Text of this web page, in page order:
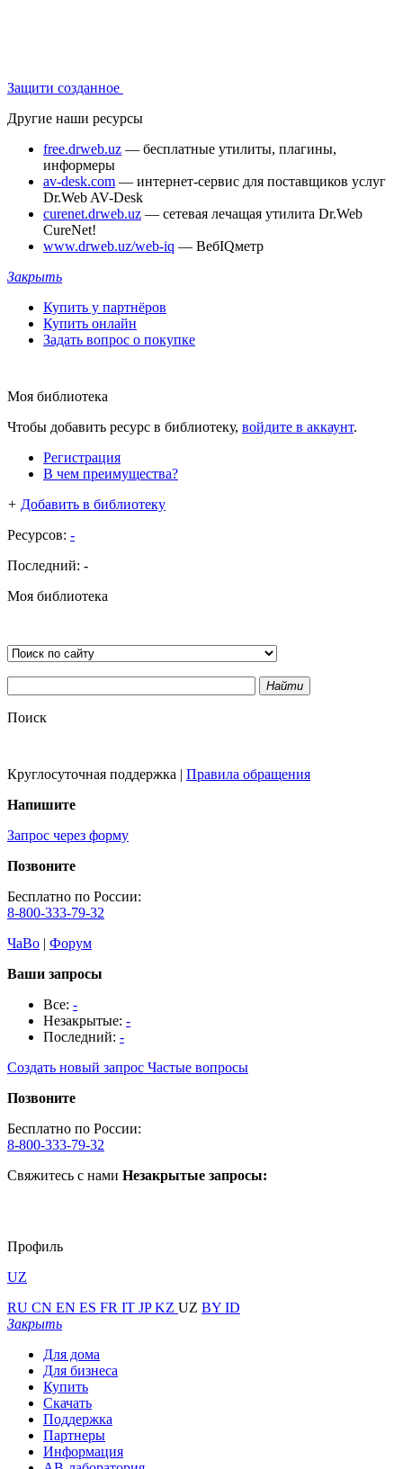
Защити созданное
Другие наши ресурсы
free.drweb.uz — бесплатные утилиты, плагины,
информеры
av-desk.com — интернет-сервис для поставщиков услуг
Dr.Web AV-Desk
curenet.drweb.uz — сетевая лечащая утилита Dr.Web
CureNet!
www.drweb.uz/web-iq — ВебIQметр
Закрыть
Купить у партнёров
Купить онлайн
Задать вопрос о покупке
Моя библиотека
Чтобы добавить ресурс в библиотеку, войдите в аккаунт.
Регистрация
В чем преимущества?
+ Добавить в библиотеку
Ресурсов: -
Последний: -
Моя библиотека
Найти
Поиск
Круглосуточная поддержка | Правила обращения
Напишите
Запрос через форму
Позвоните
Бесплатно по России:
8-800-333-79-32
ЧаВо | Форум
Ваши запросы
Все: -
Незакрытые: -
Последний: -
Создать новый запрос Частые вопросы
Позвоните
Бесплатно по России:
8-800-333-79-32
Свяжитесь с нами Незакрытые запросы:
Профиль
UZ
RU CN EN ES FR IT JPKZ UZ BY ID
Закрыть
Для дома
Для бизнеса
Купить
Скачать
Поддержка
Партнеры
Информация